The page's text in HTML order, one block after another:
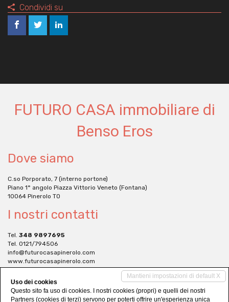
Condividi su
FUTURO CASA immobiliare di
Benso Eros
Dove siamo
C.so Porporato, 7 (interno portone)
Piano 1° angolo Piazza Vittorio Veneto (Fontana)
10064 Pinerolo TO
I nostri contatti
Tel. 348 9897695
Tel. 0121/794506
info@futurocasapinerolo.com
www.futurocasapinerolo.com
Social Networks
Mantieni impostazioni di default X
Uso dei cookies
Questo sito fa uso di cookies. I nostri cookies (propri) e quelli dei nostri
Partners (cookies di terzi) servono per poterti offrire un'esperienza unica